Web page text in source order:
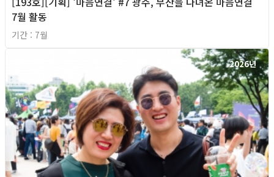
7월 활동
기간 : 7월
2026년